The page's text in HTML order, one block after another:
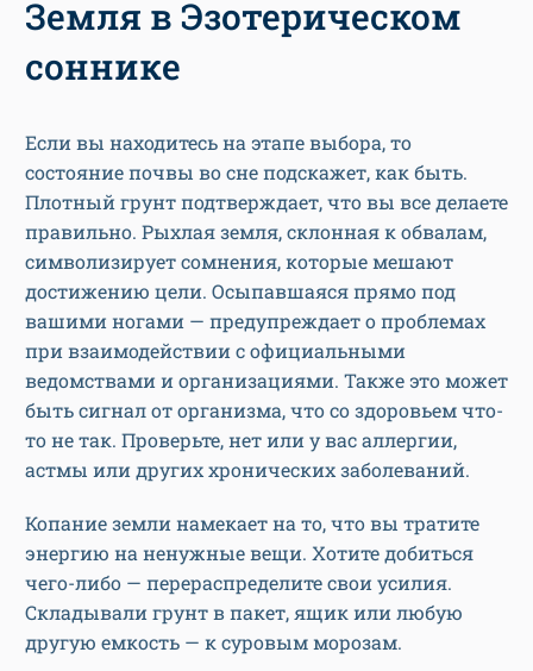
Земля в Эзотерическом
соннике
Если вы находитесь на этапе выбора, то
состояние почвы во сне подскажет, как быть.
Плотный грунт подтверждает, что вы все делаете
правильно. Рыхлая земля, склонная к обвалам,
символизирует сомнения, которые мешают
достижению цели. Осыпавшаяся прямо под
вашими ногами — предупреждает о проблемах
при взаимодействии с официальными
ведомствами и организациями. Также это может
быть сигнал от организма, что со здоровьем что-
то не так. Проверьте, нет или у вас аллергии,
астмы или других хронических заболеваний.
Копание земли намекает на то, что вы тратите
энергию на ненужные вещи. Хотите добиться
чего-либо — перераспределите свои усилия.
Складывали грунт в пакет, ящик или любую
другую емкость — к суровым морозам.